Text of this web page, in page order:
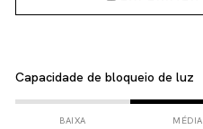
Capacidade de bloqueio de luz
BAIXA MÉDIA